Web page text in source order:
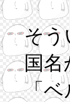
そう
国名
「ベ